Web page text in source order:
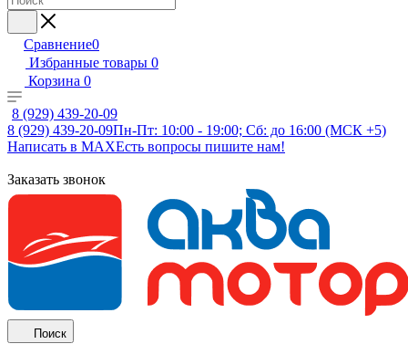
Сравнение0
Избранные товары 0
Корзина 0
8 (929) 439-20-09
8 (929) 439-20-09Пн-Пт: 10:00 - 19:00; Сб: до 16:00 (МСК +5)
Написать в MAXЕсть вопросы пишите нам!
Заказать звонок
Поиск